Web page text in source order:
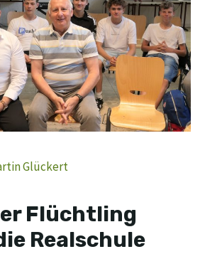
Glückert
Flüchtling
Realschule